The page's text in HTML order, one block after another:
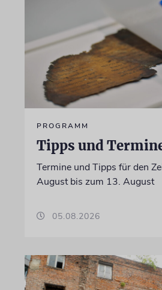
PROGRAMM
Tipps und
Termine und Tipps für den
August bis zum 13. August
05.08.2026